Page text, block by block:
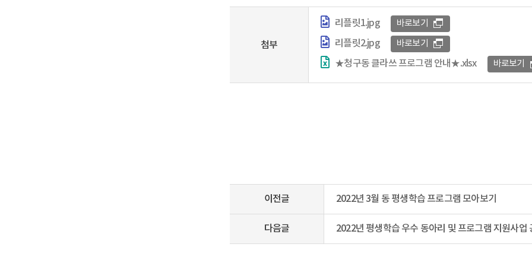
첨부
리플릿1.jpg 바로보기
리플릿2.jpg 바로보기
★청구동 클라쓰 프로그램 안내★.xlsx 바로보기
이전글 2022년 3월 동 평생학습 프로그램 모아보기
다음글 2022년 평생학습 우수 동아리 및 프로그램 지원사업